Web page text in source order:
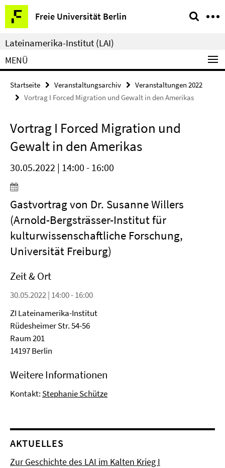
Springe
direkt
zu
Inhalt
Freie Universität Berlin
Service-
Navigation
Lateinamerika-Institut (LAI)
MENÜ
Startseite Veranstaltungsarchiv
Veranstaltungen 2022
Vortrag I Forced Migration und Gewalt in den Amerikas
Vortrag I Forced Migration und
Gewalt in den Amerikas
30.05.2022 | 14:00 - 16:00
Gastvortrag von Dr. Susanne Willers
(Arnold-Bergsträsser-Institut für
kulturwissenschaftliche Forschung,
Universität Freiburg)
Zeit & Ort
30.05.2022 | 14:00 - 16:00
ZI Lateinamerika-Institut
Rüdesheimer Str. 54-56
Raum 201
14197 Berlin
Weitere Informationen
Kontakt: Stephanie Schütze
AKTUELLES
Zur Geschichte des LAI im Kalten Krieg I